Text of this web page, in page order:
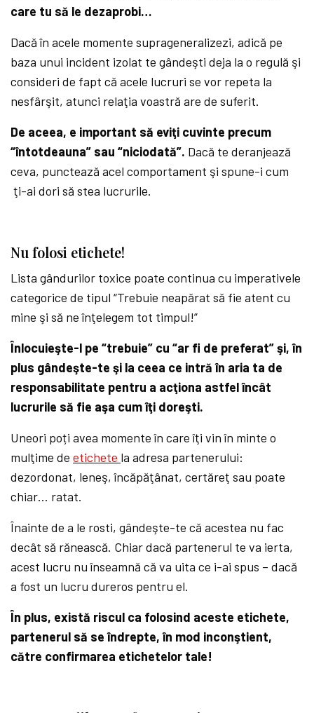
care tu să le dezaprobi…
Dacă în acele momente suprageneralizezi, adică pe
baza unui incident izolat te gândeşti deja la o regulă şi
consideri de fapt că acele lucruri se vor repeta la
nesfârşit, atunci relaţia voastră are de suferit.
De aceea, e important să eviţi cuvinte precum
“întotdeauna” sau “niciodată”. Dacă te deranjează
ceva, punctează acel comportament şi spune-i cum
ţi-ai dori să stea lucrurile.
Nu folosi etichete!
Lista gândurilor toxice poate continua cu imperativele
categorice de tipul “Trebuie neapărat să fie atent cu
mine şi să ne înţelegem tot timpul!”
Înlocuieşte-l pe “trebuie” cu “ar fi de preferat” şi, în
plus gândeşte-te şi la ceea ce intră în aria ta de
responsabilitate pentru a acţiona astfel încât
lucrurile să fie aşa cum îţi doreşti.
Uneori poți avea momente în care îţi vin în minte o
mulţime deetichete la adresa partenerului:
dezordonat, leneş, încăpăţânat, certăreţ sau poate
chiar… ratat.
Înainte de a le rosti, gândeşte-te că acestea nu fac
decât să rănească. Chiar dacă partenerul te va ierta,
acest lucru nu înseamnă că va uita ce i-ai spus – dacă
a fost un lucru dureros pentru el.
În plus, există riscul ca folosind aceste etichete,
partenerul să se îndrepte, în mod inconştient,
către confirmarea etichetelor tale!